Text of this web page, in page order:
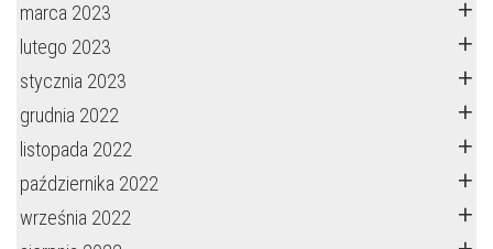
marca 2023
lutego 2023
stycznia 2023
grudnia 2022
listopada 2022
października 2022
września 2022